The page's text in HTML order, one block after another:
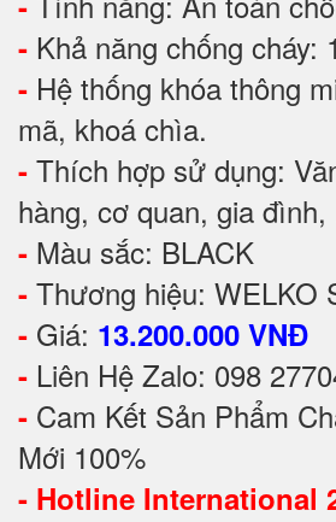
- Khả năng chống cháy:
- Hệ thống khóa thông
mã, khoá chìa.
- Thích hợp sử dụng:
hàng, cơ quan, gia đình,
- Màu sắc: BLACK
- Thương hiệu: WELKO
- Giá: 13.200.000 VNĐ
- Liên Hệ Zalo: 098
- Cam Kết Sản Phẩm
Mới 100%
- Hotline International